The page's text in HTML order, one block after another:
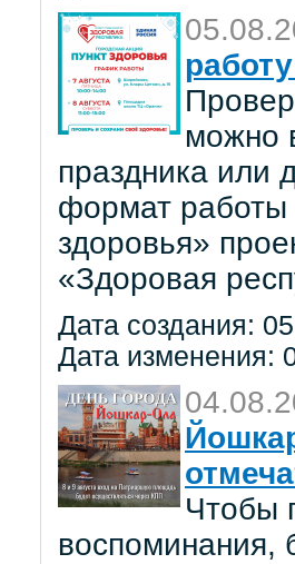
можно
праздника или
формат работы
здоровья»
«Здоровая
Дата создания:
Дата изменения:
Чтобы
воспоминания,